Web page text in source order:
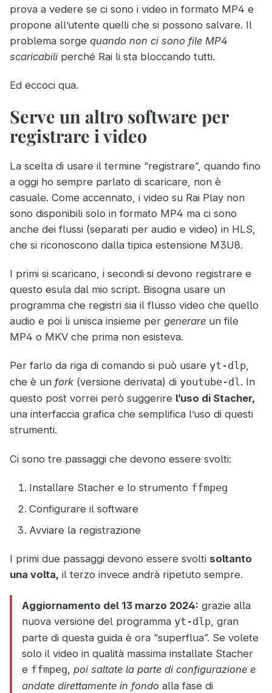
prova a vedere se ci sono i video in formato MP4 e
propone all’utente quelli che si possono salvare. Il
problema sorge quando non ci sono file MP4
scaricabili perché Rai li sta bloccando tutti.
Ed eccoci qua.
Serve un altro software per
registrare i video
La scelta di usare il termine “registrare”, quando fino
a oggi ho sempre parlato di scaricare, non è
casuale. Come accennato, i video su Rai Play non
sono disponibili solo in formato MP4 ma ci sono
anche dei flussi (separati per audio e video) in HLS,
che si riconoscono dalla tipica estensione M3U8.
I primi si scaricano, i secondi si devono registrare e
questo esula dal mio script. Bisogna usare un
programma che registri sia il flusso video che quello
audio e poi li unisca insieme per generare un file
MP4 o MKV che prima non esisteva.
Per farlo da riga di comando si può usare yt-dlp,
che è un fork (versione derivata) di youtube-dl. In
questo post vorrei però suggerire l’uso di Stacher,
una interfaccia grafica che semplifica l’uso di questi
strumenti.
Ci sono tre passaggi che devono essere svolti:
Installare Stacher e lo strumento ffmpeg
Configurare il software
Avviare la registrazione
I primi due passaggi devono essere svolti soltanto
una volta, il terzo invece andrà ripetuto sempre.
Aggiornamento del 13 marzo 2024: grazie alla
nuova versione del programma yt-dlp, gran
parte di questa guida è ora “superflua”. Se volete
solo il video in qualità massima installate Stacher
e ffmpeg,poi saltate la parte di configurazione e
andate direttamente in fondo alla fase di